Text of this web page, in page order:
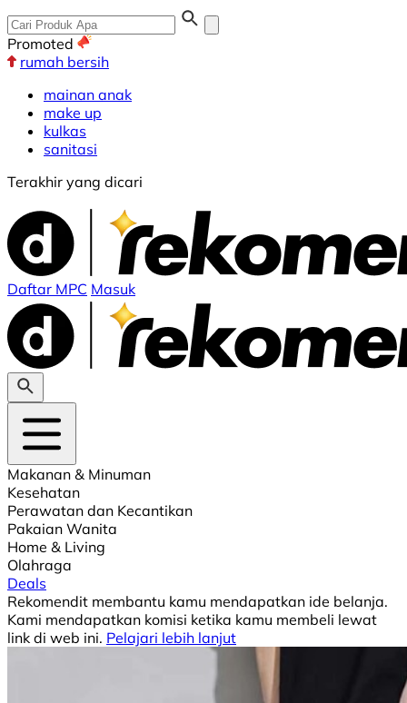
Promoted
rumah bersih
mainan anak
make up
kulkas
sanitasi
Terakhir yang dicari
Daftar MPC Masuk
Makanan & Minuman
Kesehatan
Perawatan dan Kecantikan
Pakaian Wanita
Home & Living
Olahraga
Deals
Rekomendit membantu kamu mendapatkan ide belanja.
Kami mendapatkan komisi ketika kamu membeli lewat
link di web ini. Pelajari lebih lanjut